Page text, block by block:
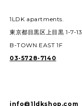
1LDK apartments.
東京都目黒区上目黒 1-7-13
B-TOWN EAST 1F
03-5728-7140
info@1ldkshop.com